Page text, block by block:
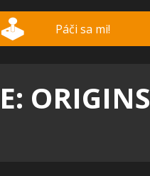
Páči sa mi!
ORIGINS